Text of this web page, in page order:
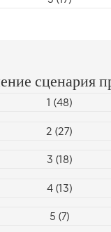
сценария